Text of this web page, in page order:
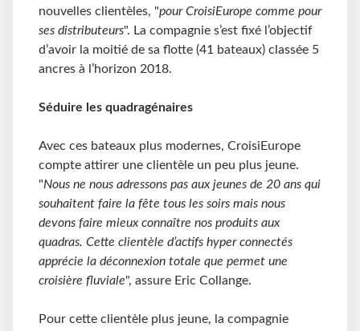
nouvelles clientèles, "pour CroisiEurope comme pour
ses distributeurs". La compagnie s’est fixé l’objectif
d’avoir la moitié de sa flotte (41 bateaux) classée 5
ancres à l’horizon 2018.
Séduire les quadragénaires
Avec ces bateaux plus modernes, CroisiEurope
compte attirer une clientèle un peu plus jeune.
"Nous ne nous adressons pas aux jeunes de 20 ans qui
souhaitent faire la fête tous les soirs mais nous
devons faire mieux connaître nos produits aux
quadras. Cette clientèle d’actifs hyper connectés
apprécie la déconnexion totale que permet une
croisière fluviale", assure Eric Collange.
Pour cette clientèle plus jeune, la compagnie